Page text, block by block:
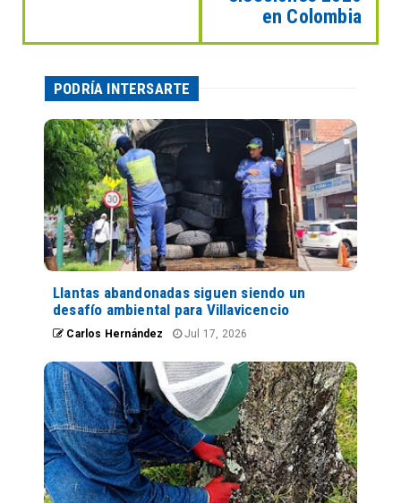
en Colombia
PODRÍA INTERSARTE
Llantas abandonadas siguen siendo un
desafío ambiental para Villavicencio
Carlos Hernández Jul 17, 2026